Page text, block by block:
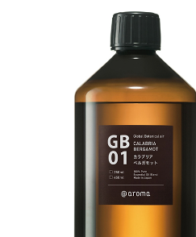
ブランチ・スティック
眠り ビューティ
ウッド